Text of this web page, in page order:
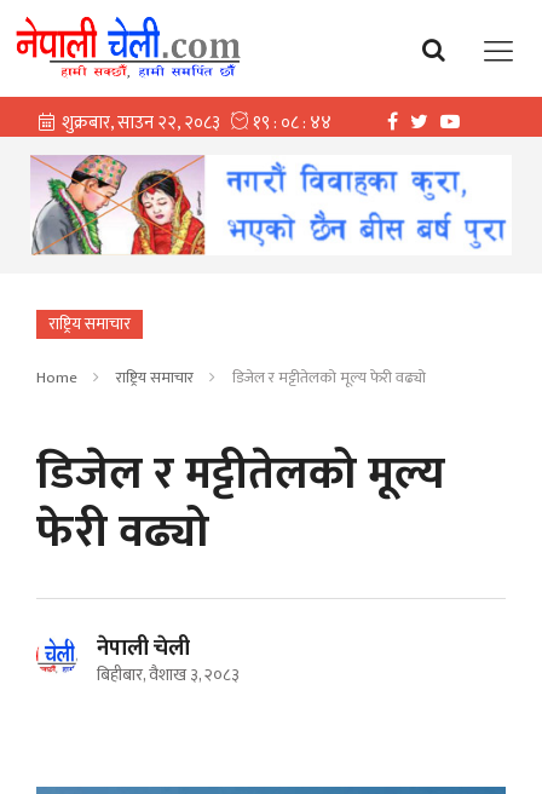
राष्ट्रिय समाचार
Home राष्ट्रिय समाचार डिजेल र मट्टीतेलको मूल्य फेरी वढ्यो
डिजेल र मट्टीतेलको मूल्य
फेरी वढ्यो
नेपाली चेली
बिहीबार, वैशाख ३, २०८३